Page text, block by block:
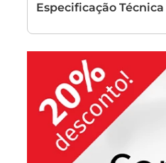
Especificação Técnica